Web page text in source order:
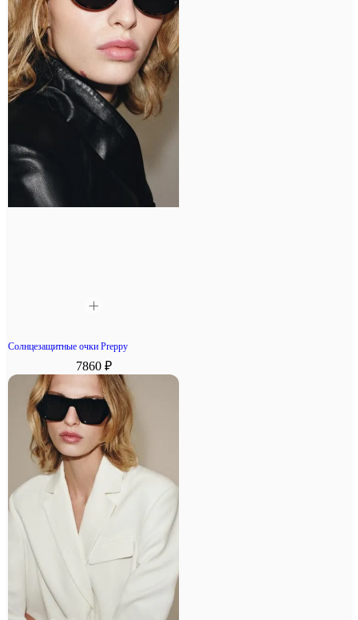
Солнцезащитные очки Preppy
7860 ₽